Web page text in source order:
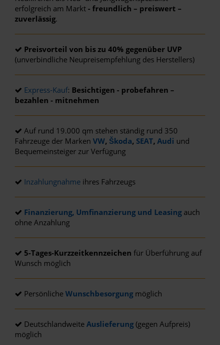
erfolgreich am Markt - freundlich – preiswert –
zuverlässig.
Preisvorteil von bis zu 40% gegenüber UVP
(unverbindliche Neupreisempfehlung des Herstellers)
Express-Kauf: Besichtigen - probefahren –
bezahlen - mitnehmen
Auf rund 19.000 qm stehen ständig rund 350
Fahrzeuge der Marken VW, Škoda, SEAT, Audi und
Bequemeinsteiger zur Verfügung
Inzahlungnahme ihres Fahrzeugs
Finanzierung, Umfinanzierung und Leasing auch
ohne Anzahlung
5-Tages-Kurzzeitkennzeichen für Überführung auf
Wunsch möglich
Persönliche Wunschbesorgung möglich
Deutschlandweite Auslieferung (gegen Aufpreis)
möglich